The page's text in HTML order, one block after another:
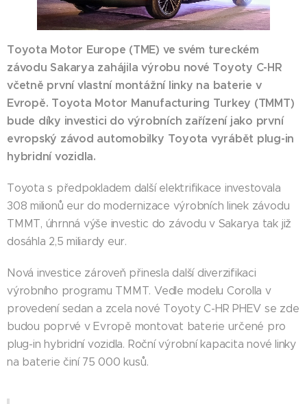
Toyota Motor Europe (TME) ve svém tureckém
závodu Sakarya zahájila výrobu nové Toyoty C-HR
včetně první vlastní montážní linky na baterie v
Evropě. Toyota Motor Manufacturing Turkey (TMMT)
bude díky investici do výrobních zařízení jako první
evropský závod automobilky Toyota vyrábět plug-in
hybridní vozidla.
Toyota s předpokladem další elektrifikace investovala
308 milionů eur do modernizace výrobních linek závodu
TMMT, úhrnná výše investic do závodu v Sakarya tak již
dosáhla 2,5 miliardy eur.
Nová investice zároveň přinesla další diverzifikaci
výrobního programu TMMT. Vedle modelu Corolla v
provedení sedan a zcela nové Toyoty C-HR PHEV se zde
budou poprvé v Evropě montovat baterie určené pro
plug-in hybridní vozidla. Roční výrobní kapacita nové linky
na baterie činí 75 000 kusů.